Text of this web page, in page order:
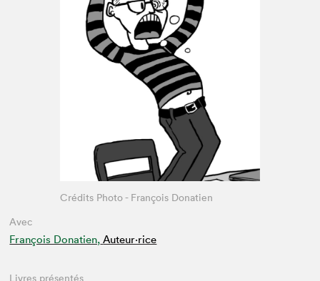
Avec
François Donatien, Auteur·rice
Crédits Photo - François Donatien
Livres présentés